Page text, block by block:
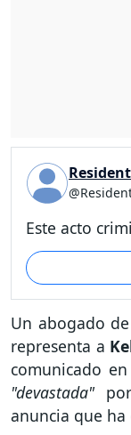
Este acto
Un abogado
representa a
comunicado
"devastada"por
anuncia que ha